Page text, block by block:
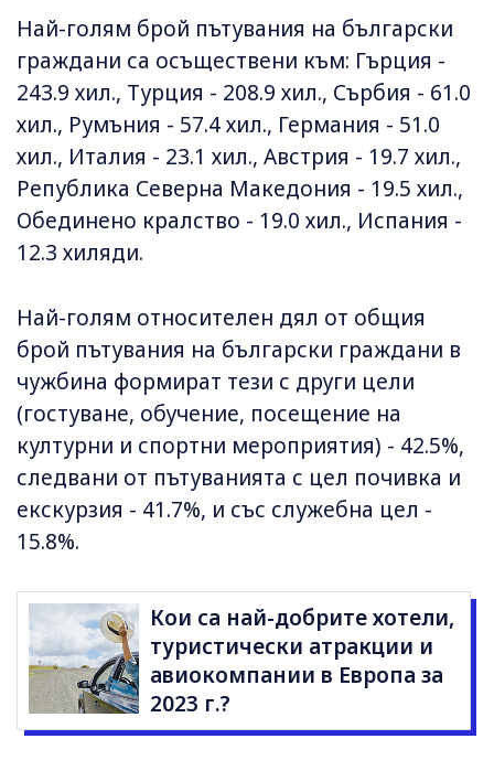
Най-голям брой пътувания на български
граждани са осъществени към: Гърция -
243.9 хил., Турция - 208.9 хил., Сърбия - 61.0
хил., Румъния - 57.4 хил., Германия - 51.0
хил., Италия - 23.1 хил., Австрия - 19.7 хил.,
Република Северна Македония - 19.5 хил.,
Обединено кралство - 19.0 хил., Испания -
12.3 хиляди.
Най-голям относителен дял от общия
брой пътувания на български граждани в
чужбина формират тези с други цели
(гостуване, обучение, посещение на
културни и спортни мероприятия) - 42.5%,
следвани от пътуванията с цел почивка и
екскурзия - 41.7%, и със служебна цел -
15.8%.
Кои са най-добрите хотели,
туристически атракции и
авиокомпании в Европа за
2023 г.?